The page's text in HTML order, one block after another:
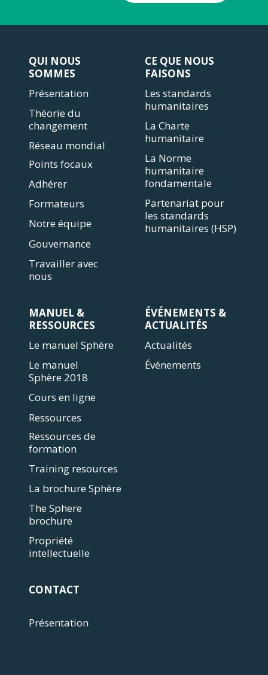
QUI NOUS
SOMMES
Présentation
Théorie du
changement
Réseau mondial
Points focaux
Adhérer
Formateurs
Notre équipe
Gouvernance
Travailler avec
nous
CE QUE NOUS
FAISONS
Les standards
humanitaires
La Charte
humanitaire
La Norme
humanitaire
fondamentale
Partenariat pour
les standards
humanitaires (HSP)
MANUEL &
RESSOURCES
Le manuel Sphère
Le manuel
Sphère 2018
Cours en ligne
Ressources
Ressources de
formation
Training resources
La brochure Sphère
The Sphere
brochure
Propriété
intellectuelle
ÉVÉNEMENTS &
ACTUALITÉS
Actualités
Événements
CONTACT
Présentation